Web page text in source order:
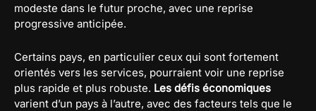
modeste dans le futur proche, avec une reprise
progressive anticipée.
Certains pays, en particulier ceux qui sont fortement
orientés vers les services, pourraient voir une reprise
plus rapide et plus robuste. Les défis économiques
varient d’un pays à l’autre, avec des facteurs tels que le